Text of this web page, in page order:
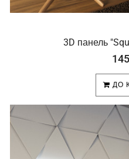
3D панель
ДО